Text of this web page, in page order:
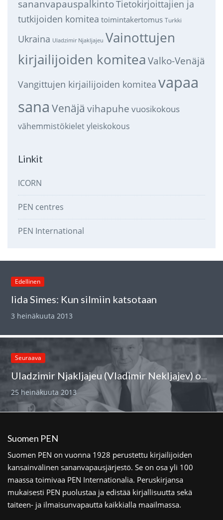
sananvapauspalkintoTietokirjoittajien ja
tutkijoiden komitea toimintakertomus Turkki
Ukraina Uladzimir Njakljajeu Vainottujen
kirjailijoiden komitea Valko-Venäjä
Vangittujen kirjailijoiden komitea vapaa
sana Venäjä vihapuhe vuosikokous
vähemmistökieletyleiskokous
Linkit
ICORN
PEN centres
PEN International
Edellinen
Iida Simes: Kun silmiin katsotaan
3 heinäkuuta 2013
Seuraava
Uladzimir Njakljajeu (Vladimir Nekljajev) on vapaa
25 heinäkuuta 2013
Suomen PEN
Suomen PEN on vuonna 1928 perustettu kirjailijoiden
kansainvälinen sananvapausjärjestö. Se on osa yli 100
maassa toimivaa PEN Internationalia. Peruskirjansa
mukaisesti PEN puolustaa ja edistää kirjallisuutta sekä
taiteen- ja ilmaisunvapautta kaikkialla maailmassa.